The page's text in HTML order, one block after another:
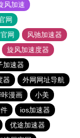
风加速
网
网
风驰加速器
旋风加速度器
加速器
器
外网网址导航
咔漫画
小美
ios加速器
优途加速器